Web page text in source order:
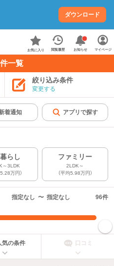
ダウンロード
お気に入り 閲覧履歴 お知らせ マイページ
一覧
絞り込み条件
変更する
着通知 アプリで探す
らし
～3LDK
5.28万円）
ファミリー
2LDK～
（平均5.98万円）
指定なし 〜 指定なし 96件
で絞り込む
気の条件 口コミ